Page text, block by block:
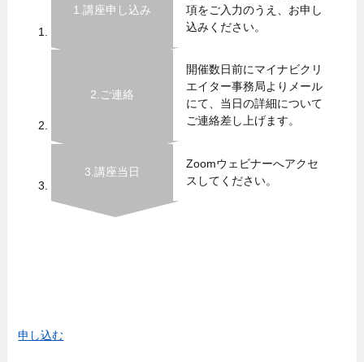
1.講座申し込み
項をご入力のうえ、お申し
込みください。
2.ご連絡
開催数日前にマイナビクリ
エイター事務局よりメール
にて、当日の詳細について
ご連絡差し上げます。
3.講座当日
Zoomウェビナーへアクセ
スしてください。
申し込む